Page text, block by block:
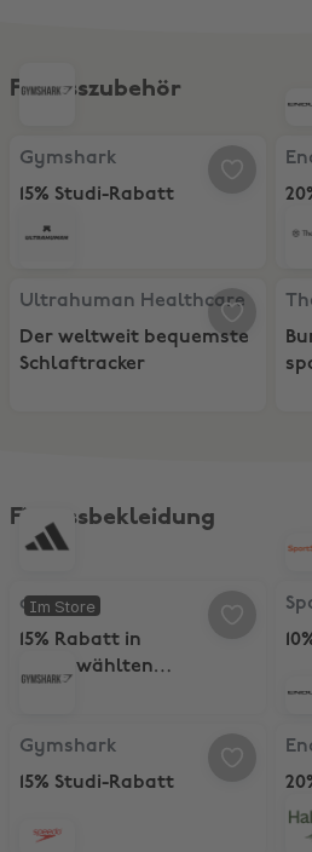
Fitnesszubehör
Gymshark, 15% Studi-Rabatt
Gymshark
15% Studi-Rabatt
Ultrahuman Healthcare, Der
Ultrahuman Healthcare
Der weltweit bequemste
Schlaftracker
Fitnessbekleidung
Im Store
adidas, 15% Rabatt in ausgewählten
adidas
15% Rabatt in
ausgewählten
Gymshark, 15% Studi-Rabatt
Gymshark
15% Studi-Rabatt